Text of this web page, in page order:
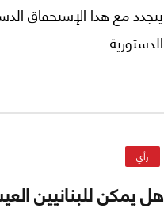
يتجدد مع هذا الإستحقاق
الدستورية.
رأي
هل يمكن للبنانيين